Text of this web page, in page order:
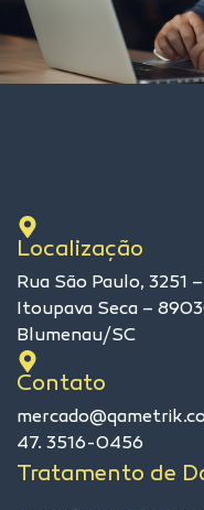
Localização
Rua São Paulo, 3251
Itoupava Seca –
Blumenau/SC
Contato
47. 3516-0456
Tratamento de